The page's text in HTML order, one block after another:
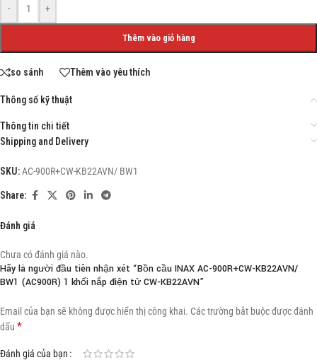
- +
Thêm vào giỏ hàng
so sánh Thêm vào yêu thích
Thông số kỹ thuật
Thông tin chi tiết
Shipping and Delivery
SKU:AC-900R+CW-KB22AVN/ BW1
Share:
Đánh giá
Chưa có đánh giá nào.
Hãy là người đầu tiên nhận xét “Bồn cầu INAX AC-900R+CW-KB22AVN/
BW1 (AC900R) 1 khối nắp điện tử CW-KB22AVN”
Email của bạn sẽ không được hiển thị công khai. Các trường bắt buộc được đánh
dấu *
Đánh giá của bạn